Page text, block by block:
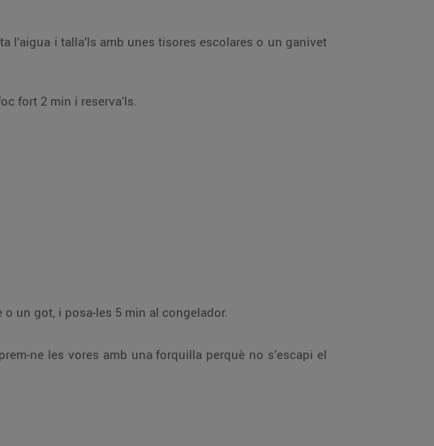
Salta els espinacs a foc fort 2 min i reserva’ls.
Amb un corró una mica enfarinat, estira la massa ben fina. Talla’n rodones amb un motlle o un got, i posa-les 5 min al congelador.